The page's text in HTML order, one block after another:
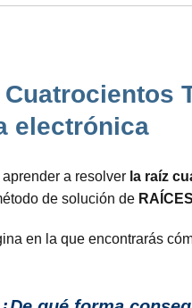
electrónica
a resolver la raíz
de solución de
en la que encontrarás